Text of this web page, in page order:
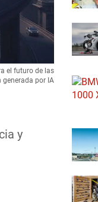
y
el futuro de las
por IA